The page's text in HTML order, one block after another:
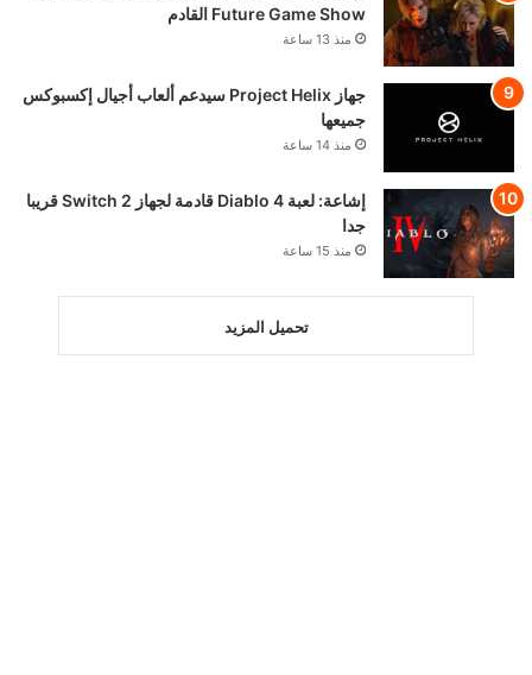
Future Game Show القادم
منذ 13 ساعة
جهاز Project Helix سيدعم ألعاب أجيال إكسبوكس
جميعها
منذ 14 ساعة
إشاعة: لعبة Diablo 4 قادمة لجهاز Switch 2 قريبا
جدا
منذ 15 ساعة
تحميل المزيد